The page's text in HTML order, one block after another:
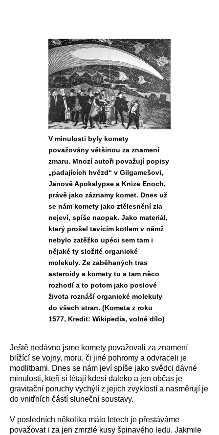
V minulosti byly komety
považovány většinou za znamení
zmaru. Mnozí autoři považují popisy
„padajících hvězd“ v Gilgamešovi,
Janově Apokalypse a Knize Enoch,
právě jako záznamy komet. Dnes už
se nám komety jako ztělesnění zla
nejeví, spíše naopak. Jako materiál,
který prošel tavícím kotlem v němž
nebylo zatěžko upéci sem tam i
nějaké ty složité organické
molekuly. Ze zaběhaných tras
asteroidy a komety tu a tam něco
rozhodí a to potom jako poslové
života roznáší organické molekuly
do všech stran. (Kometa z roku
1577, Kredit: Wikipedia, volné dílo)
Ještě nedávno jsme komety považovali za znamení
blížící se vojny, moru, či jiné pohromy a odvraceli je
modlitbami. Dnes se nám jeví spíše jako svědci dávné
minulosti, kteří si létají kdesi daleko a jen občas je
gravitační poruchy vychýlí z jejich zvyklostí a nasměrují je
do vnitřních částí sluneční soustavy.
V posledních několika málo letech je přestáváme
považovat i za jen zmrzlé kusy špinavého ledu. Jakmile